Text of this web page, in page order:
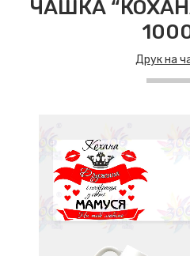
ЧАШКА
Друк на